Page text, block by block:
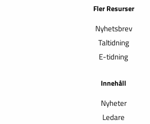
Fler Resurser
Nyhetsbrev
Taltidning
E-tidning
Innehåll
Nyheter
Ledare